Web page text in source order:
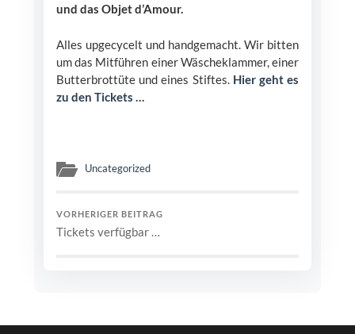
und das Objet d’Amour.
Alles upgecycelt und handgemacht. Wir bitten
um das Mitführen einer Wäscheklammer, einer
Butterbrottüte und eines Stiftes. Hier geht es
zu den Tickets …
Uncategorized
VORHERIGER BEITRAG
Tickets verfügbar …